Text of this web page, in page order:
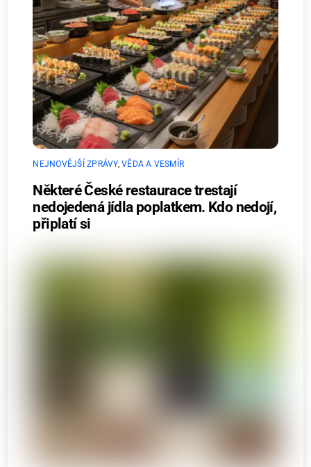
NEJNOVĚJŠÍ ZPRÁVY,VĚDA A VESMÍR
Některé České restaurace trestají
nedojedená jídla poplatkem. Kdo nedojí,
připlatí si